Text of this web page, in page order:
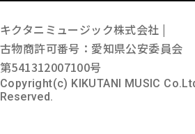
キクタニミュージック株式会社 |
古物商許可番号：愛知県公安委員会
第541312007100号
Copyright(c) KIKUTANI MUSIC
Reserved.